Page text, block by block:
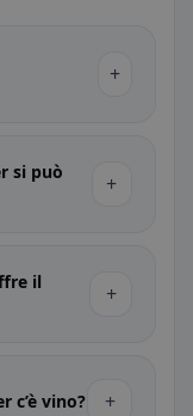
+
si può
+
il
+
c’è vino? +